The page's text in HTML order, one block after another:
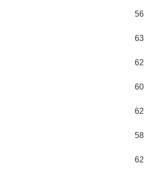
56
63
62
60
62
58
62